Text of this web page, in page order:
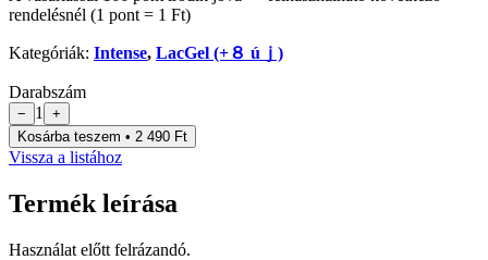
rendelésnél (1 pont = 1 Ft)
Kategóriák: Intense, LacGel (+８ úｊ)
Darabszám
− 1
+
Kosárba teszem • 2 490 Ft
Vissza a listához
Termék leírása
Használat előtt felrázandó.